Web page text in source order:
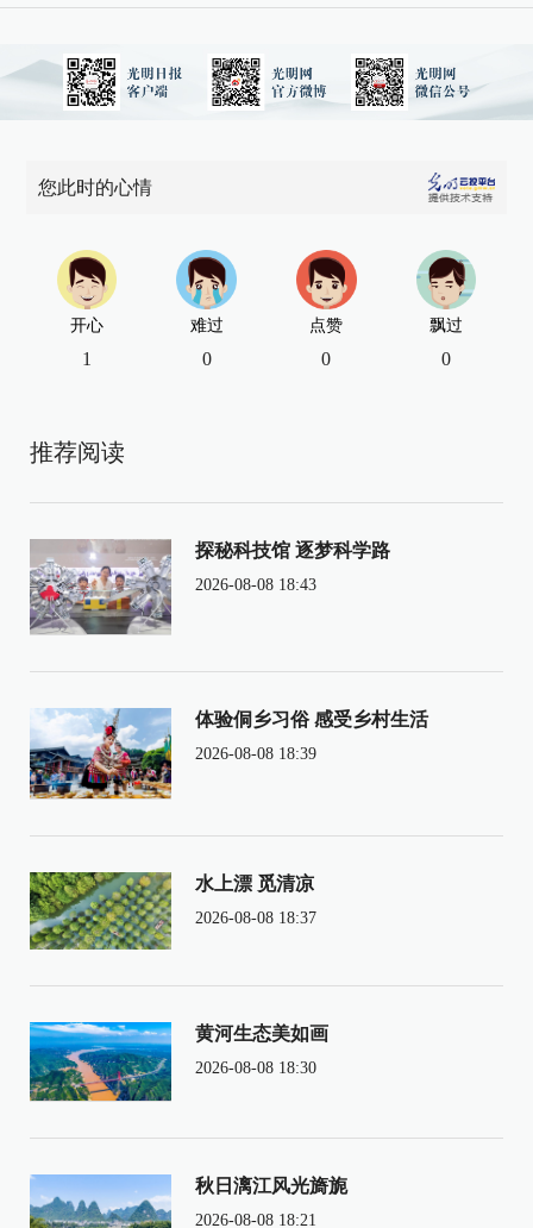
您此时的心情
开心
1
难过
0
点赞
0
飘过
0
推荐阅读
探秘科技馆 逐梦科学路
2026-08-08 18:43
体验侗乡习俗 感受乡村生活
2026-08-08 18:39
水上漂 觅清凉
2026-08-08 18:37
黄河生态美如画
2026-08-08 18:30
秋日漓江风光旖旎
2026-08-08 18:21